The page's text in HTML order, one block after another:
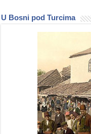
U Bosni pod Turcima